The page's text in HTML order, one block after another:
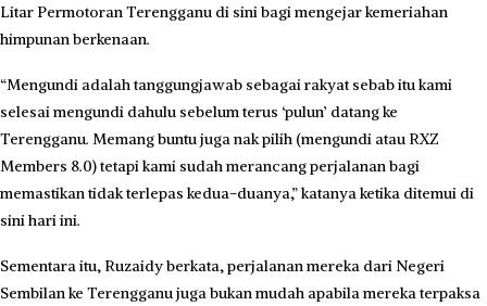
Litar Permotoran Terengganu di sini bagi mengejar kemeriahan
himpunan berkenaan.
“Mengundi adalah tanggungjawab sebagai rakyat sebab itu kami
selesai mengundi dahulu sebelum terus ‘pulun’ datang ke
Terengganu. Memang buntu juga nak pilih (mengundi atau RXZ
Members 8.0) tetapi kami sudah merancang perjalanan bagi
memastikan tidak terlepas kedua-duanya,” katanya ketika ditemui di
sini hari ini.
Sementara itu, Ruzaidy berkata, perjalanan mereka dari Negeri
Sembilan ke Terengganu juga bukan mudah apabila mereka terpaksa